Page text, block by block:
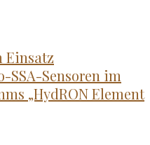
Einsatz
Sensoren im
„HydRON Element